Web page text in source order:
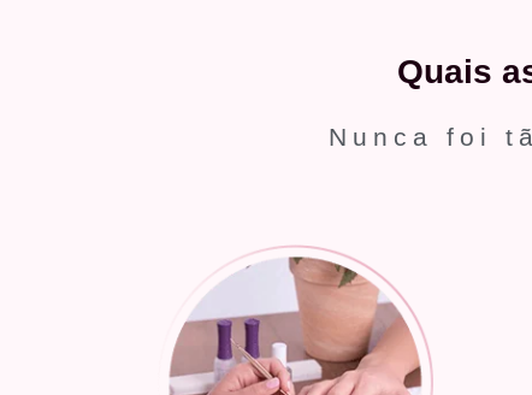
Quais
Nunca foi